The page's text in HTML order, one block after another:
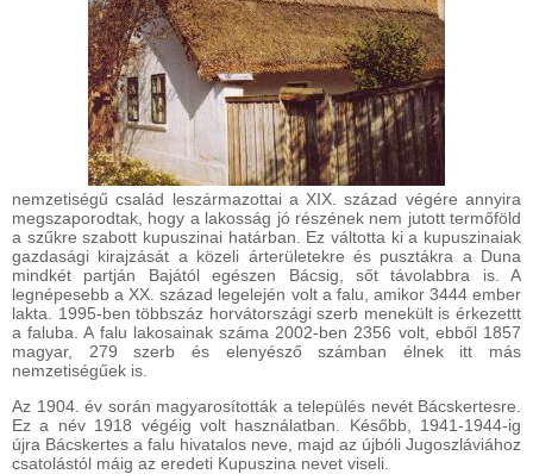
nemzetiségű család leszármazottai a XIX. század végére annyira
megszaporodtak, hogy a lakosság jó részének nem jutott termőföld
a szűkre szabott kupuszinai határban. Ez váltotta ki a kupuszinaiak
gazdasági kirajzását a közeli árterületekre és pusztákra a Duna
mindkét partján Bajától egészen Bácsig, sőt távolabbra is. A
legnépesebb a XX. század legelején volt a falu, amikor 3444 ember
lakta. 1995-ben többszáz horvátországi szerb menekült is érkezettt
a faluba. A falu lakosainak száma 2002-ben 2356 volt, ebből 1857
magyar, 279 szerb és elenyésző számban élnek itt más
nemzetiségűek is.
Az 1904. év során magyarosították a település nevét Bácskertesre.
Ez a név 1918 végéig volt használatban. Később, 1941-1944-ig
újra Bácskertes a falu hivatalos neve, majd az újbóli Jugoszláviához
csatolástól máig az eredeti Kupuszina nevet viseli.